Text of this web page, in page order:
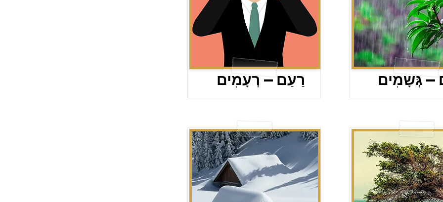
רַעַם – רְעָמִים – גְּשָמִים